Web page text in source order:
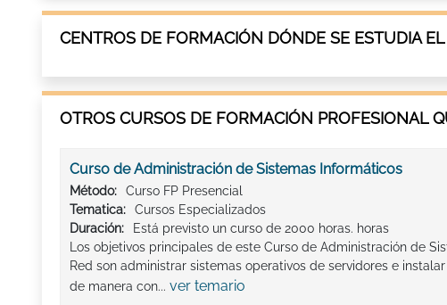
CENTROS DE FORMACIÓN DÓNDE SE ESTUDIA
OTROS CURSOS DE FORMACIÓN PROFESIONAL
Curso de Administración de Sistemas Informáticos
Método:
Curso FP Presencial
Tematica:
Cursos Especializados
Duración:
Está previsto un curso de 2000 horas. horas
Los objetivos principales de este Curso de Administración de
Red son administrar sistemas operativos de servidores e
de manera con... ver temario